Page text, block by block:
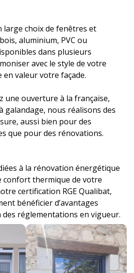
choix de fenêtres et
aluminium, PVC ou
dans plusieurs
avec le style de votre
valeur votre façade.
une ouverture à la française,
galandage, nous réalisons des
aussi bien pour des
que pour des rénovations.
à la rénovation énergétique
confort thermique de votre
certification RGE Qualibat,
bénéficier d’avantages
réglementations en vigueur.